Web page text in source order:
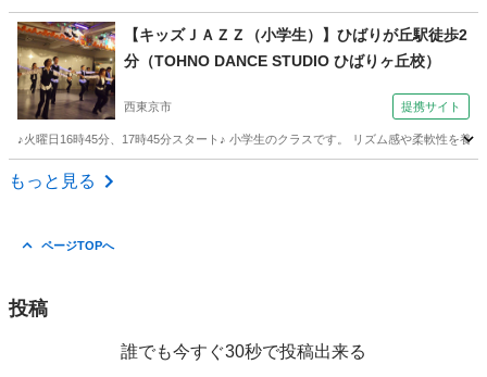
東京 小平市 花小金井駅 バレエ クラス
【キッズＪＡＺＺ（小学生）】ひばりが丘駅徒歩2
分（TOHNO DANCE STUDIO ひばりヶ丘校）
西東京市 提携サイト
♪火曜日16時45分、17時45分スタート♪ 小学生のクラスです。 リズム感や柔軟性を養
東京 西東京市
もっと見る
ページTOPへ
投稿
誰でも今すぐ30秒で投稿出来る